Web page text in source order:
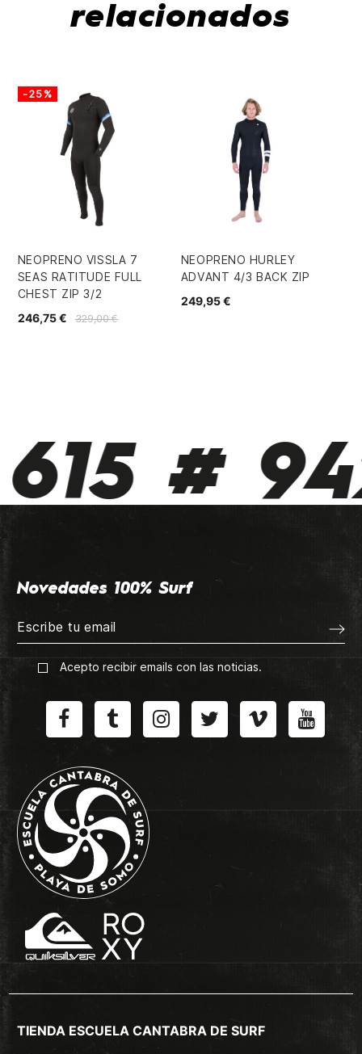
relacionados
NEOPRENO VISSLA 7
SEAS RATITUDE FULL
CHEST ZIP 3/2
329,00 €
246,75 €
-25%
NEOPRENO HURLEY
ADVANT 4/3 BACK ZIP
249,95 €
#
Novedades 100% Surf
Acepto recibir emails con las noticias.
TIENDA ESCUELA CANTABRA DE SURF